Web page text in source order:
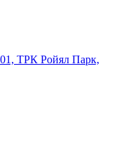
ТРК Ройял Парк,